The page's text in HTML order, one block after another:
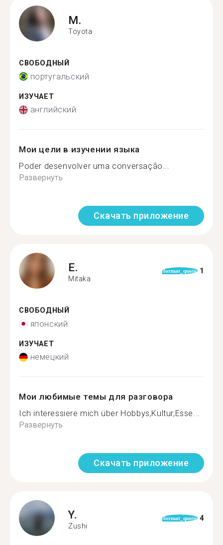
M.
Toyota
СВОБОДНЫЙ
португальский
ИЗУЧАЕТ
английский
Мои цели в изучении языка
Poder desenvolver uma conversação...
Развернуть
Скачать приложение
E.
Mitaka
format_quote 1
СВОБОДНЫЙ
японский
ИЗУЧАЕТ
немецкий
Мои любимые темы для разговора
Ich interessiere mich über Hobbys,Kultur,Esse...
Развернуть
Скачать приложение
Y.
Zushi
format_quote 4